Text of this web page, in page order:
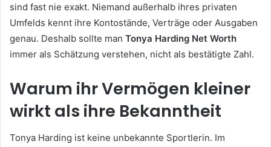
sind fast nie exakt. Niemand außerhalb ihres privaten
Umfelds kennt ihre Kontostände, Verträge oder Ausgaben
genau. Deshalb sollte man Tonya Harding Net Worth
immer als Schätzung verstehen, nicht als bestätigte Zahl.
Warum ihr Vermögen kleiner
wirkt als ihre Bekanntheit
Tonya Harding ist keine unbekannte Sportlerin. Im